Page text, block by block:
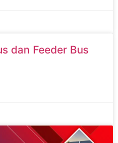
dan Feeder Bus